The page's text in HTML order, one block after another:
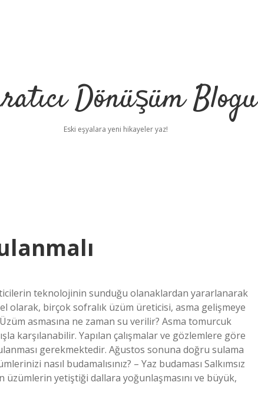
Dönüşüm Blogu
Eski eşyalara yeni hikayeler yaz!
teknolojinin sunduğu olanaklardan yararlanarak
olarak, birçok sofralık üzüm üreticisi, asma gelişmeye
asmasına ne zaman su verilir? Asma tomurcuk
karşılanabilir. Yapılan çalışmalar ve gözlemlere göre
gerekmektedir. Ağustos sonuna doğru sulama
nasıl budamalısınız? – Yaz budaması Salkımsız
üzümlerin yetiştiği dallara yoğunlaşmasını ve büyük,